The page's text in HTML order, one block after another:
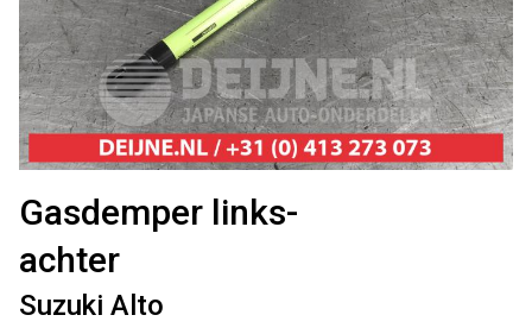
Gasdemper links-
achter
Suzuki Alto